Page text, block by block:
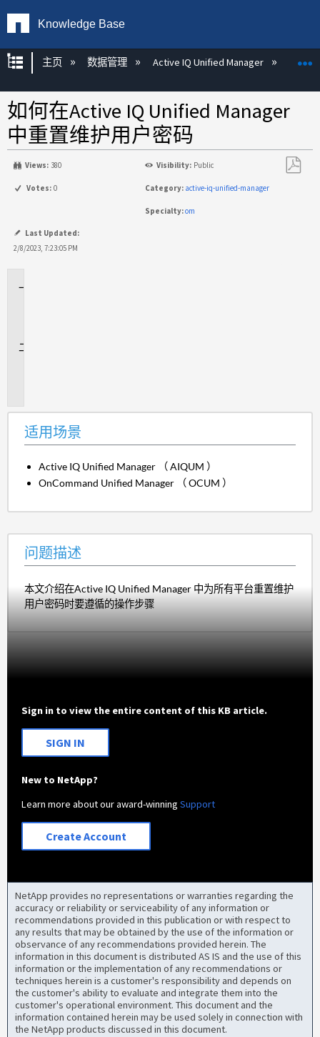
Knowledge Base
扩展/隐缩全局层次
主页 数据管理 Active IQ Unified Manager
如何在Active IQ Unified Manager
中重置维护用户密码
Views: 380 Visibility: Public
Votes: 0 Category: active-iq-unified-manager
Specialty:om
Last Updated:
2/8/2023, 7:23:05 PM
适用场景
Active IQ Unified Manager （ AIQUM ）
OnCommand Unified Manager （ OCUM ）
问题描述
本文介绍在Active IQ Unified Manager 中为所有平台重置维护
用户密码时要遵循的操作步骤
Sign in to view the entire content of this KB article.
SIGN IN
New to NetApp?
Learn more about our award-winningSupport
Create Account
NetApp provides no representations or warranties regarding the
accuracy or reliability or serviceability of any information or
recommendations provided in this publication or with respect to
any results that may be obtained by the use of the information or
observance of any recommendations provided herein. The
information in this document is distributed AS IS and the use of this
information or the implementation of any recommendations or
techniques herein is a customer's responsibility and depends on
the customer's ability to evaluate and integrate them into the
customer's operational environment. This document and the
information contained herein may be used solely in connection with
the NetApp products discussed in this document.